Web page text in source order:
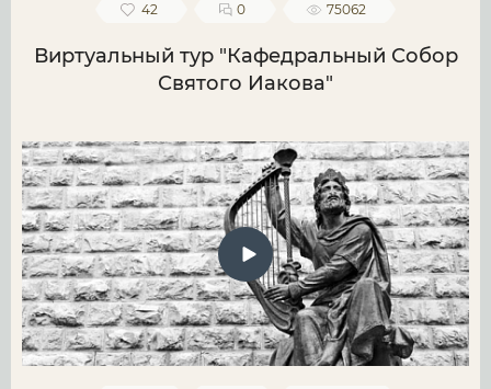
42 0 75062
Виртуальный тур "Кафедральный Собор
Святого Иакова"